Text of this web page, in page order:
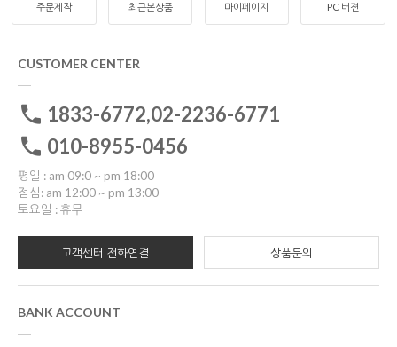
주문제작 최근본상품 마이페이지 PC 버젼
CUSTOMER CENTER
1833-6772,02-2236-6771
010-8955-0456
평일 : am 09:0 ~ pm 18:00
점심: am 12:00 ~ pm 13:00
토요일 : 휴무
고객센터 전화연결 상품문의
BANK ACCOUNT